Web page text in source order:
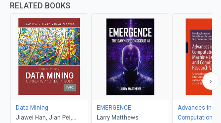
RELATED BOOKS
Data Mining
Jiawei Han, Jian Pei,
EMERGENCE
Larry Matthews
Advances in
Computation,